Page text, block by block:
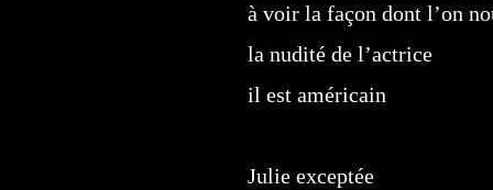
à voir la façon dont l’on
la nudité de l’actrice
il est américain
Julie exceptée